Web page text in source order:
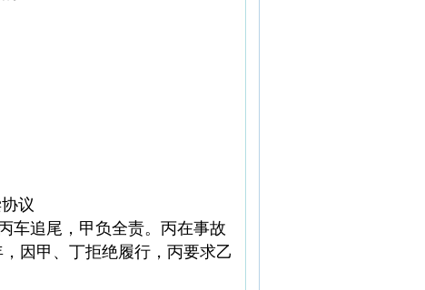
议
车追尾，甲负全责。丙在事故
因甲、丁拒绝履行，丙要求乙